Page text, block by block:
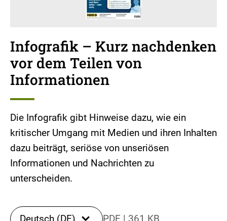
Infografik – Kurz nachdenken
vor dem Teilen von
Informationen
Die Infografik gibt Hinweise dazu, wie ein
kritischer Umgang mit Medien und ihren Inhalten
dazu beiträgt, seriöse von unseriösen
Informationen und Nachrichten zu
unterscheiden.